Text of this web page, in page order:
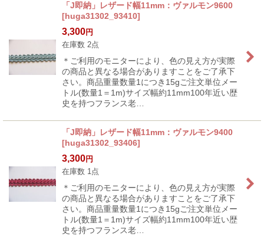
「J即納」レザード幅11mm：ヴァルモン9600
[huga31302_93410]
3,300円
在庫数 2点
＊ご利用のモニターにより、色の見え方が実際
の商品と異なる場合がありますことをご了承下
さい。商品重量数量1につき15gご注文単位メー
トル(数量1＝1m)サイズ幅約11mm100年近い歴
史を持つフランス老…
「J即納」レザード幅11mm：ヴァルモン9400
[huga31302_93406]
3,300円
在庫数 1点
＊ご利用のモニターにより、色の見え方が実際
の商品と異なる場合がありますことをご了承下
さい。商品重量数量1につき15gご注文単位メー
トル(数量1＝1m)サイズ幅約11mm100年近い歴
史を持つフランス老…